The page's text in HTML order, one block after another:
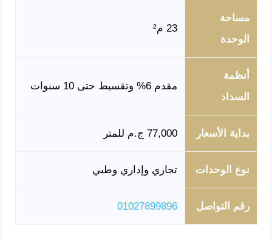
مساحة
الوحدة
23 م²
أنظمة
السداد
مقدم 6% وتقسيط حتى 10 سنوات
بداية الأسعار 77,000 ج.م للمتر
نوع الوحدات تجاري وإداري وطبي
رقم التواصل 01027899896